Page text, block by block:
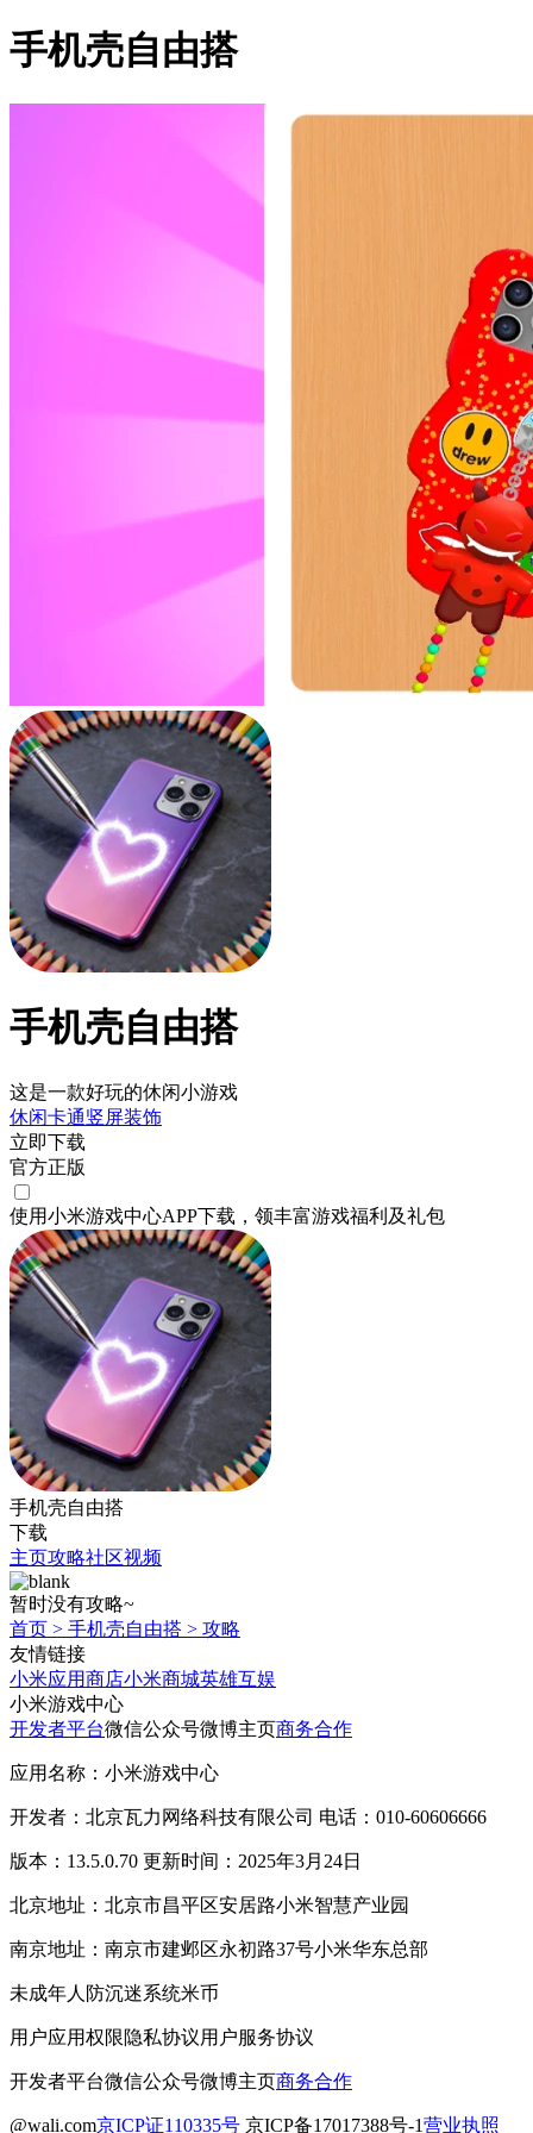
手机壳自由搭
手机壳自由搭
这是一款好玩的休闲小游戏
休闲卡通竖屏装饰
立即下载
官方正版
使用小米游戏中心APP下载 ，领丰富游戏福利 及礼包
手机壳自由搭
下载
主页攻略社区视频
暂时没有攻略~
首页 > 手机壳自由搭 > 攻略
友情链接
小米应用商店小米商城英雄互娱
小米游戏中心
开发者平台微信公众号微博主页商务合作
应用名称：小米游戏中心
开发者：北京瓦力网络科技有限公司 电话：010-60606666
版本：13.5.0.70 更新时间：2025年3月24日
北京地址：北京市昌平区安居路小米智慧产业园
南京地址：南京市建邺区永初路37号小米华东总部
未成年人防沉迷系统米币
用户应用权限隐私协议用户服务协议
开发者平台微信公众号微博主页商务合作
@wali.com京ICP证110335号 京ICP备17017388号-1营业执照